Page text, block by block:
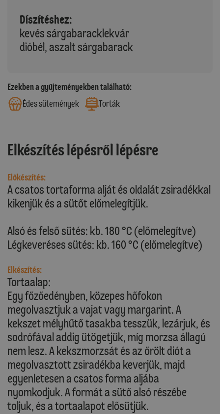
Díszítéshez:
kevés sárgabaracklekvár
dióbél, aszalt sárgabarack
Ezekben a gyűjteményekben található:
Édes sütemények
Torták
Elkészítés lépésről lépésre
Előkészítés:
A csatos tortaforma alját és oldalát zsiradékkal
kikenjük és a sütőt előmelegítjük.
Alsó és felső sütés: kb. 180 °C (előmelegítve)
Légkeveréses sütés: kb. 160 °C (előmelegítve)
Elkészítés:
Tortaalap:
Egy főzőedényben, közepes hőfokon
megolvasztjuk a vajat vagy margarint. A
kekszet mélyhűtő tasakba tesszük, lezárjuk, és
sodrófával addig ütögetjük, míg morzsa állagú
nem lesz. A kekszmorzsát és az őrölt diót a
megolvasztott zsiradékba keverjük, majd
egyenletesen a csatos forma aljába
nyomkodjuk. A formát a sütő alsó részébe
toljuk, és a tortaalapot elősütjük.